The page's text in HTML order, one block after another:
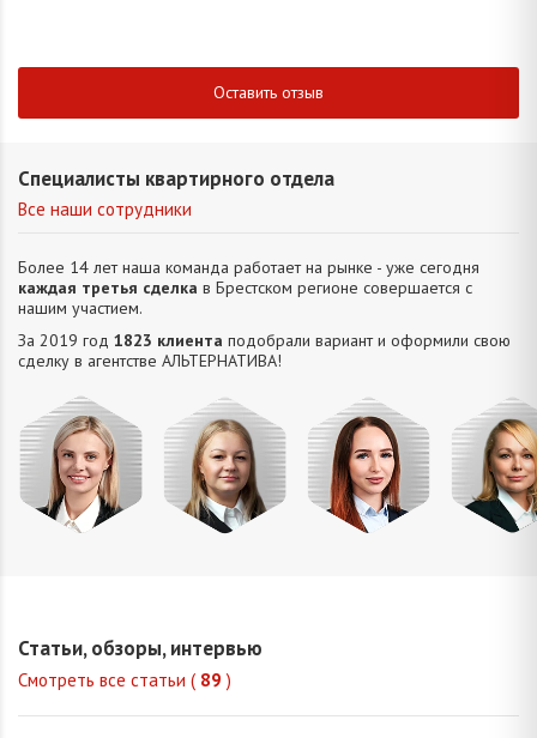
Оставить отзыв
Специалисты квартирного отдела
Все наши сотрудники
Более 14 лет наша команда работает на рынке - уже сегодня
каждая третья сделка в Брестском регионе совершается с
нашим участием.
За 2019 год 1823 клиента подобрали вариант и оформили свою
сделку в агентстве АЛЬТЕРНАТИВA!
Статьи, обзоры, интервью
Смотреть все статьи ( 89 )